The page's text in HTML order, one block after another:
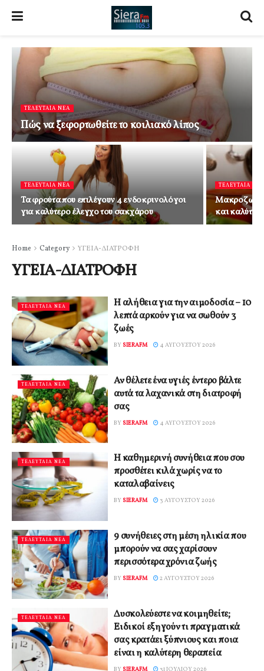
ΤΕΛΕΥΤΑΙΑ ΝΕΑ
Πώς να ξεφορτωθείτε το κοιλιακό λίπος
ΤΕΛΕΥΤΑΙΑ ΝΕΑ
Τα φρούτα που επιλέγουν 4 ενδοκρινολόγοι
για καλύτερο έλεγχο του σακχάρου
ΤΕΛΕΥΤΑΙΑ
Mακροζωία:
και
Home Category ΥΓΕΙΑ-ΔΙΑΤΡΟΦΗ
ΥΓΕΙΑ-ΔΙΑΤΡΟΦΗ
ΤΕΛΕΥΤΑΙΑ ΝΕΑ
Η αλήθεια για την αιμοδοσία – 10
λεπτά αρκούν για να σωθούν 3
ζωές
BY SIERAFM 4 ΑΥΓΟΎΣΤΟΥ 2026
ΤΕΛΕΥΤΑΙΑ ΝΕΑ
Αν θέλετε ένα υγιές έντερο βάλτε
αυτά τα λαχανικά στη διατροφή
σας
BY SIERAFM 4 ΑΥΓΟΎΣΤΟΥ 2026
ΤΕΛΕΥΤΑΙΑ ΝΕΑ
Η καθημερινή συνήθεια που σου
προσθέτει κιλά χωρίς να το
καταλαβαίνεις
BY SIERAFM 3 ΑΥΓΟΎΣΤΟΥ 2026
ΤΕΛΕΥΤΑΙΑ ΝΕΑ
9 συνήθειες στη μέση ηλικία που
μπορούν να σας χαρίσουν
περισσότερα χρόνια ζωής
BY SIERAFM 2 ΑΥΓΟΎΣΤΟΥ 2026
ΤΕΛΕΥΤΑΙΑ ΝΕΑ
Δυσκολεύεστε να κοιμηθείτε;
Ειδικοί εξηγούν τι πραγματικά
σας κρατάει ξύπνιους και ποια
είναι η καλύτερη θεραπεία
BY SIERAFM 31 ΙΟΥΛΊΟΥ 2026